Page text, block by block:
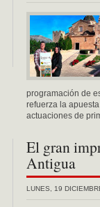
programación de
refuerza la
actuaciones de
El gran
Antigua
LUNES, 19